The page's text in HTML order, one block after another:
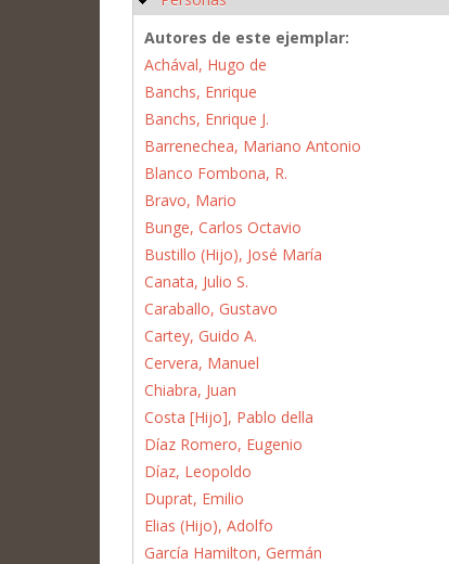
Autores de este ejemplar:
Achával, Hugo de
Banchs, Enrique
Banchs, Enrique J.
Barrenechea, Mariano Antonio
Blanco Fombona, R.
Bravo, Mario
Bunge, Carlos Octavio
Bustillo (Hijo), José María
Canata, Julio S.
Caraballo, Gustavo
Cartey, Guido A.
Cervera, Manuel
Chiabra, Juan
Costa [Hijo], Pablo della
Díaz Romero, Eugenio
Díaz, Leopoldo
Duprat, Emilio
Elias (Hijo), Adolfo
García Hamilton, Germán